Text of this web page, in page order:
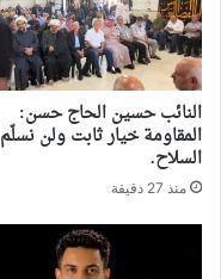
النائب حسين الحاج حسن:
المقاومة خيار ثابت ولن نسلّم
السلاح.
منذ 27 دقيقة